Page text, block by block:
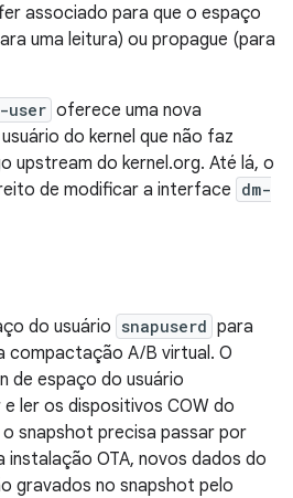
associado para que o espaço
uma leitura) ou propague (para
user oferece uma nova
do kernel que não faz
upstream do kernel.org. Até lá, o
de modificar a interface dm-
do usuário snapuserd para
compactação A/B virtual. O
de espaço do usuário
ler os dispositivos COW do
o snapshot precisa passar por
instalação OTA, novos dados do
gravados no snapshot pelo